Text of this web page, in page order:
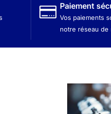
Paiement
Vos paiements
notre réseau de